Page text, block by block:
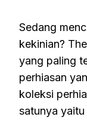
Sedang
kekinian?
yang paling
perhiasan
koleksi
satunya yaitu